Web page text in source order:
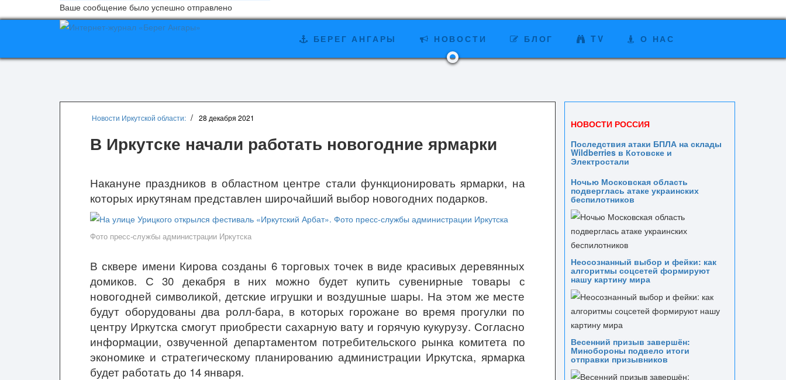
Ваше сообщение было успешно отправлено
БЕРЕГ АНГАРЫ НОВОСТИ БЛОГ TV О НАС
Новости Иркутской области: 28 декабря 2021
В Иркутске начали работать новогодние ярмарки
Накануне праздников в областном центре стали функционировать ярмарки, на
которых иркутянам представлен широчайший выбор новогодних подарков.
Фото пресс-службы администрации Иркутска
В сквере имени Кирова созданы 6 торговых точек в виде красивых деревянных
домиков. С 30 декабря в них можно будет купить сувенирные товары с
новогодней символикой, детские игрушки и воздушные шары. На этом же месте
будут оборудованы два ролл-бара, в которых горожане во время прогулки по
центру Иркутска смогут приобрести сахарную вату и горячую кукурузу. Согласно
информации, озвученной департаментом потребительского рынка комитета по
экономике и стратегическому планированию администрации Иркутска, ярмарка
будет работать до 14 января.
НОВОСТИ РОССИЯ
Последствия атаки БПЛА на склады
Wildberries в Котовске и
Электростали
Ночью Московская область
подверглась атаке украинских
беспилотников
Неосознанный выбор и фейки: как
алгоритмы соцсетей формируют
нашу картину мира
Весенний призыв завершён:
Минобороны подвело итоги
отправки призывников